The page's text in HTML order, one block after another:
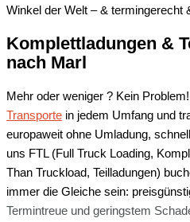
Winkel der Welt – & termingerecht
Komplettladungen &
nach Marl
Mehr oder weniger ? Kein
Transporte in jedem Umfang und
europaweit ohne Umladung,
uns FTL (Full Truck Loading,
Than Truckload, Teilladungen)
immer die Gleiche sein:
Termintreue und geringstem